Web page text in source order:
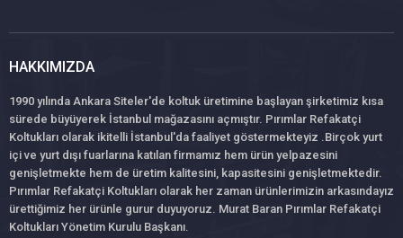
HAKKIMIZDA
1990 yılında Ankara Siteler'de koltuk üretimine başlayan şirketimiz kısa
sürede büyüyerek İstanbul mağazasını açmıştır. Pırımlar Refakatçi
Koltukları olarak ikitelli İstanbul'da faaliyet göstermekteyiz .Birçok yurt
içi ve yurt dışı fuarlarına katılan firmamız hem ürün yelpazesini
genişletmekte hem de üretim kalitesini, kapasitesini genişletmektedir.
Pırımlar Refakatçi Koltukları olarak her zaman ürünlerimizin arkasındayız
ürettiğimiz her ürünle gurur duyuyoruz. Murat Baran Pırımlar Refakatçi
Koltukları Yönetim Kurulu Başkanı.